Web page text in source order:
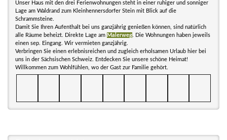
Unser Haus mit den drei Ferienwohnungen steht in einer ruhiger und sonniger
Lage am Waldrand zum Kleinhennersdorfer Stein mit Blick auf die
Schrammsteine.
Damit Sie Ihren Aufenthalt bei uns ganzjährig genießen können, sind natürlich
alle Räume beheizt. Direkte Lage am Malerweg . Die Wohnungen haben jeweils
einen sep. Eingang. Wir vermieten ganzjährig.
Verbringen Sie einen erlebnisreichen und zugleich erholsamen Urlaub hier bei
uns in der Sächsischen Schweiz. Entdecken Sie unsere schöne Heimat!
Willkommen zum Wohlfühlen, wo der Gast zur Familie gehört.